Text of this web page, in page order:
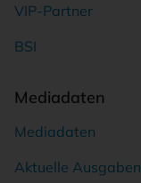
VIP-Partner
BSI
Mediadaten
Mediadaten
Aktuelle Ausgaben